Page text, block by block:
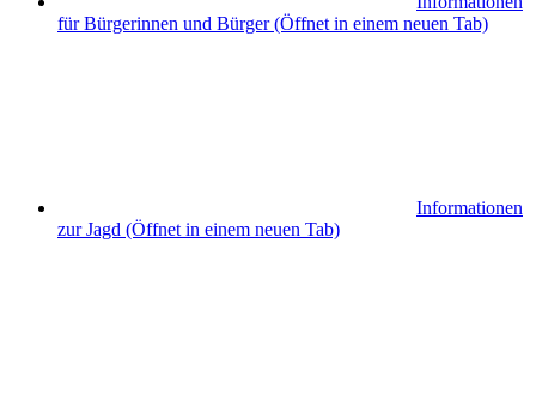
für Bürgerinnen und Bürger(Öffnet in einem neuen Tab)
Informationen
zur Jagd (Öffnet in einem neuen Tab)